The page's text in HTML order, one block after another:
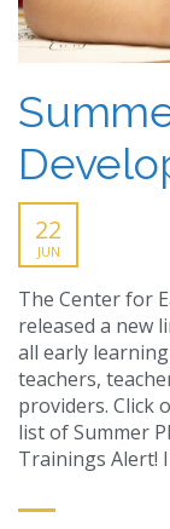
22
JUN
The Center for
released a new
all early
teachers,
providers. Click
list of Summer
Trainings Alert!